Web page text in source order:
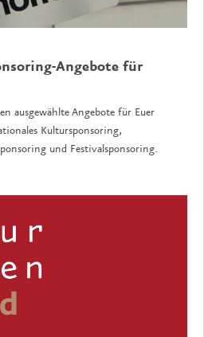
Angebote für
ausgewählte Angebote für Euer
Kultursponsoring,
und Festivalsponsoring.